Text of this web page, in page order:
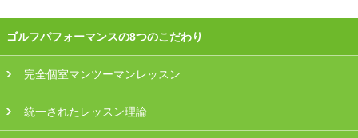
プラン・料金
店舗一覧
ゴルフパフォーマンスの8つのこだわり
完全個室マンツーマンレッスン
統一されたレッスン理論